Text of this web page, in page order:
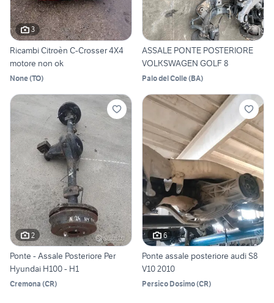
3
Ricambi Citroèn C-Crosser 4X4
motore non ok
None(TO)
ASSALE PONTE POSTERIORE
VOLKSWAGEN GOLF 8
Palo del Colle(BA)
2
Ponte - Assale Posteriore Per
Hyundai H100 - H1
Cremona (CR)
6
Ponte assale posteriore audi S8
V10 2010
Persico Dosimo(CR)